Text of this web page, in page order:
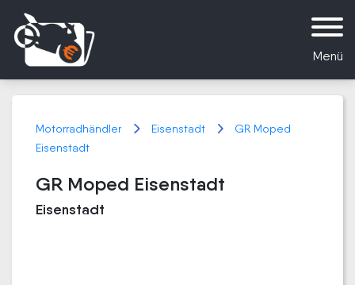
Menü
Motorradhändler Eisenstadt
GR Moped
Eisenstadt
GR Moped Eisenstadt
Eisenstadt